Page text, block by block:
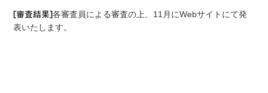
[審査結果]各審査員による審査の上、11月にWebサイトにて発
表いたします。